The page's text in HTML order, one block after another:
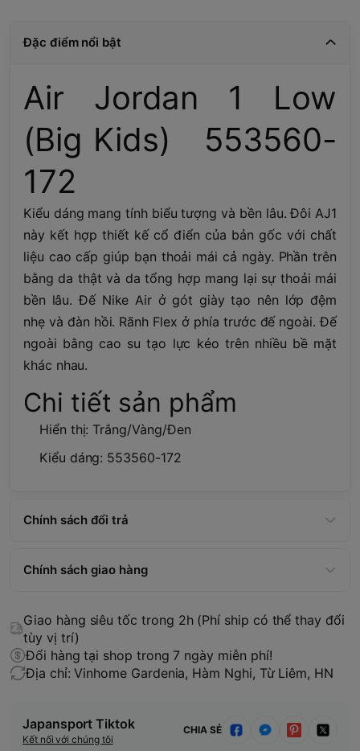
Đặc điểm nổi bật
Air Jordan 1 Low
(Big Kids) 553560-
172
Kiểu dáng mang tính biểu tượng và bền lâu. Đôi AJ1
này kết hợp thiết kế cổ điển của bản gốc với chất
liệu cao cấp giúp bạn thoải mái cả ngày. Phần trên
bằng da thật và da tổng hợp mang lại sự thoải mái
bền lâu. Đế Nike Air ở gót giày tạo nên lớp đệm
nhẹ và đàn hồi. Rãnh Flex ở phía trước đế ngoài. Đế
ngoài bằng cao su tạo lực kéo trên nhiều bề mặt
khác nhau.
Chi tiết sản phẩm
Hiển thị: Trắng/Vàng/Đen
Kiểu dáng: 553560-172
Chính sách đổi trả
Chính sách giao hàng
Giao hàng siêu tốc trong 2h (Phí ship có thể thay đổi
tùy vị trí)
Đổi hàng tại shop trong 7 ngày miễn phí!
Địa chỉ: Vinhome Gardenia, Hàm Nghi, Từ Liêm, HN
Japansport Tiktok
Kết nối với chúng tôi
CHIA SẺ